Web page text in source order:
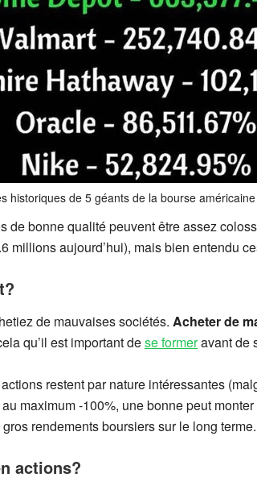
historiques de 5 géants de la bourse
de bonne qualité peuvent être assez
millions aujourd’hui), mais bien entendu
de mauvaises sociétés. Acheter de
qu’il est important dese formeravant de
restent par nature intéressantes
maximum -100%, une bonne peut
rendements boursiers sur le long terme.
actions?